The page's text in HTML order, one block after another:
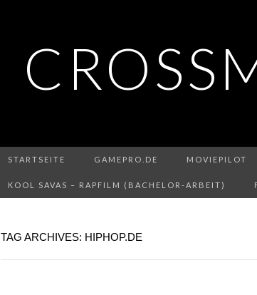
STARTSEITE GAMEPRO.DE MOVIEPILOT
KOOL SAVAS – RAPFILM (BACHELOR-ARBEIT)
TAG ARCHIVES: HIPHOP.DE